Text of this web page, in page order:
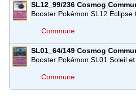
SL12_99/236 Cosmog
Booster Pokémon SL12 Éclipse
Commune
SL01_64/149 Cosmog
Booster Pokémon SL01 Soleil
Commune